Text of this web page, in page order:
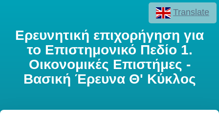
Translate
Ερευνητική επιχορήγηση για
το Επιστημονικό Πεδίο 1.
Οικονομικές Επιστήμες -
Βασική Έρευνα Θ' Κύκλος